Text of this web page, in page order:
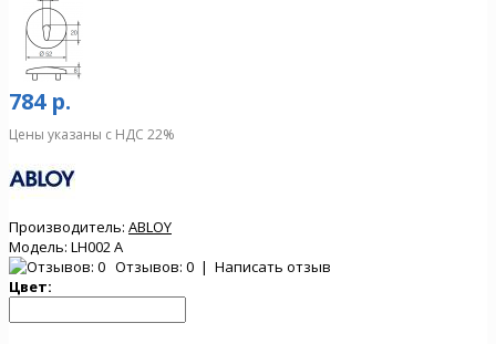
784 р.
Цены указаны с НДС 22%
Производитель: ABLOY
Модель: LH002 A
Отзывов: 0 | Написать отзыв
Цвет: